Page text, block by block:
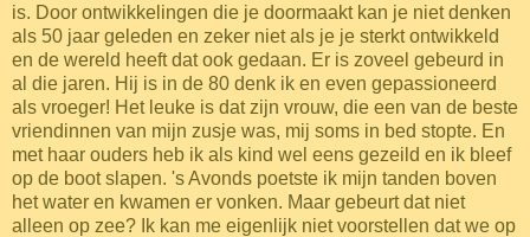
is. Door ontwikkelingen die je doormaakt kan je niet denken
als 50 jaar geleden en zeker niet als je je sterkt ontwikkeld
en de wereld heeft dat ook gedaan. Er is zoveel gebeurd in
al die jaren. Hij is in de 80 denk ik en even gepassioneerd
als vroeger! Het leuke is dat zijn vrouw, die een van de beste
vriendinnen van mijn zusje was, mij soms in bed stopte. En
met haar ouders heb ik als kind wel eens gezeild en ik bleef
op de boot slapen. 's Avonds poetste ik mijn tanden boven
het water en kwamen er vonken. Maar gebeurt dat niet
alleen op zee? Ik kan me eigenlijk niet voorstellen dat we op